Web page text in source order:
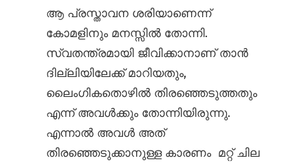
ആ പ്രസ്താവന ശരിയാണെന്ന്
കോമളിനും മനസ്സിൽ തോന്നി.
സ്വതന്ത്രമായി ജീവിക്കാനാണ് താൻ
ദില്ലിയിലേക്ക് മാറിയതും,
ലൈംഗികതൊഴിൽ തിരഞ്ഞെടുത്തതും
എന്ന് അവൾക്കും തോന്നിയിരുന്നു.
എന്നാൽ അവൾ അത്
തിരഞ്ഞെടുക്കാനുള്ള കാരണം മറ്റ് ചില